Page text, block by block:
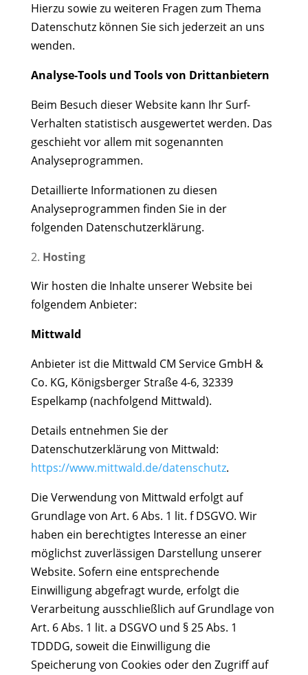
Hierzu sowie zu weiteren Fragen zum Thema
Datenschutz können Sie sich jederzeit an uns
wenden.
Analyse-Tools und Tools von Dritt­anbietern
Beim Besuch dieser Website kann Ihr Surf-
Verhalten statistisch ausgewertet werden. Das
geschieht vor allem mit sogenannten
Analyseprogrammen.
Detaillierte Informationen zu diesen
Analyseprogrammen finden Sie in der
folgenden Datenschutzerklärung.
Hosting
Wir hosten die Inhalte unserer Website bei
folgendem Anbieter:
Mittwald
Anbieter ist die Mittwald CM Service GmbH &
Co. KG, Königsberger Straße 4-6, 32339
Espelkamp (nachfolgend Mittwald).
Details entnehmen Sie der
Datenschutzerklärung von Mittwald:
https://www.mittwald.de/datenschutz.
Die Verwendung von Mittwald erfolgt auf
Grundlage von Art. 6 Abs. 1 lit. f DSGVO. Wir
haben ein berechtigtes Interesse an einer
möglichst zuverlässigen Darstellung unserer
Website. Sofern eine entsprechende
Einwilligung abgefragt wurde, erfolgt die
Verarbeitung ausschließlich auf Grundlage von
Art. 6 Abs. 1 lit. a DSGVO und § 25 Abs. 1
TDDDG, soweit die Einwilligung die
Speicherung von Cookies oder den Zugriff auf